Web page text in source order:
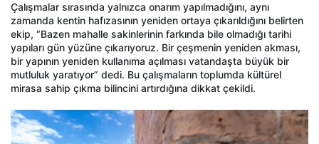
Çalışmalar sırasında yalnızca onarım yapılmadığını, aynı
zamanda kentin hafızasının yeniden ortaya çıkarıldığını belirten
ekip, “Bazen mahalle sakinlerinin farkında bile olmadığı tarihi
yapıları gün yüzüne çıkarıyoruz. Bir çeşmenin yeniden akması,
bir yapının yeniden kullanıma açılması vatandaşta büyük bir
mutluluk yaratıyor” dedi. Bu çalışmaların toplumda kültürel
mirasa sahip çıkma bilincini artırdığına dikkat çekildi.